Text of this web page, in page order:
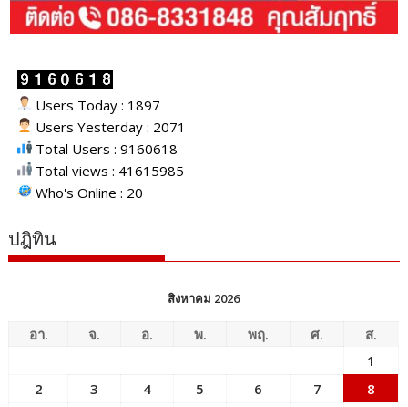
Users Today : 1897
Users Yesterday : 2071
Total Users : 9160618
Total views : 41615985
Who's Online : 20
ปฎิทิน
สิงหาคม 2026
อา. จ. อ. พ. พฤ. ศ.
ส.
1
2
3 4 5 6 7
8